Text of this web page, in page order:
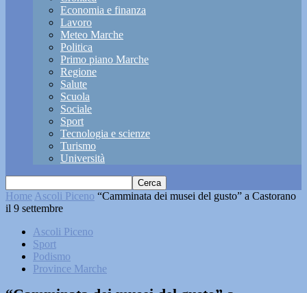
Economia e finanza
Lavoro
Meteo Marche
Politica
Primo piano Marche
Regione
Salute
Scuola
Sociale
Sport
Tecnologia e scienze
Turismo
Università
Home Ascoli Piceno “Camminata dei musei del gusto” a Castorano
il 9 settembre
Ascoli Piceno
Sport
Podismo
Province Marche